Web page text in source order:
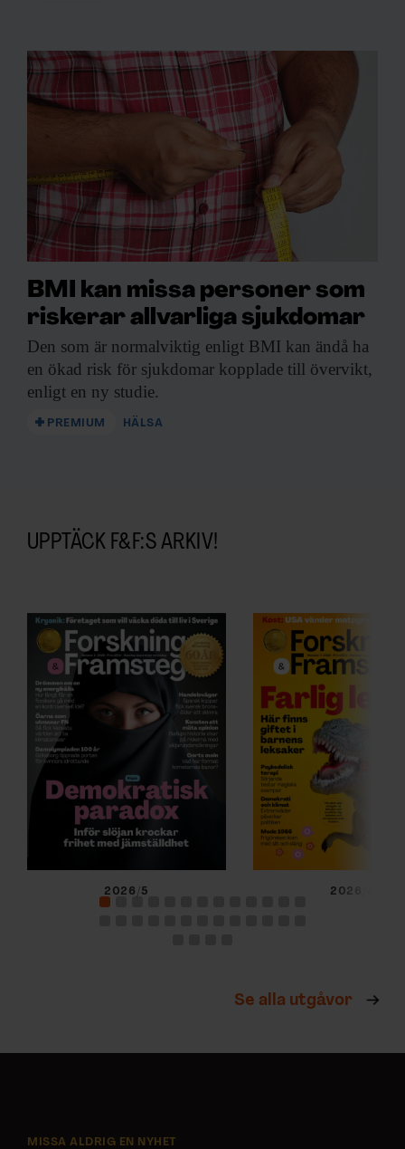
BMI kan missa personer som
riskerar allvarliga sjukdomar
Den som är normalviktig enligt BMI kan ändå ha
en ökad risk för sjukdomar kopplade till övervikt,
enligt en ny studie.
PREMIUM HÄLSA
UPPTÄCK F&F:S ARKIV!
2026/5 2026/4
Se alla utgåvor
MISSA ALDRIG EN NYHET